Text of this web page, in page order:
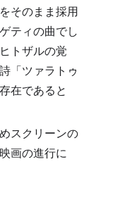
そのまま採用
ティの曲でし
トザルの覚
「ツァラトゥ
在であると
スクリーンの
画の進行に